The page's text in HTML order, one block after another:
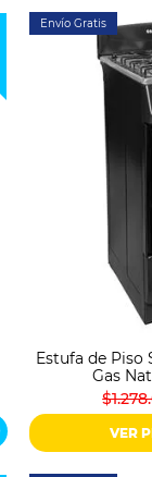
Envío Gratis
Estufa de Piso
Gas
VER